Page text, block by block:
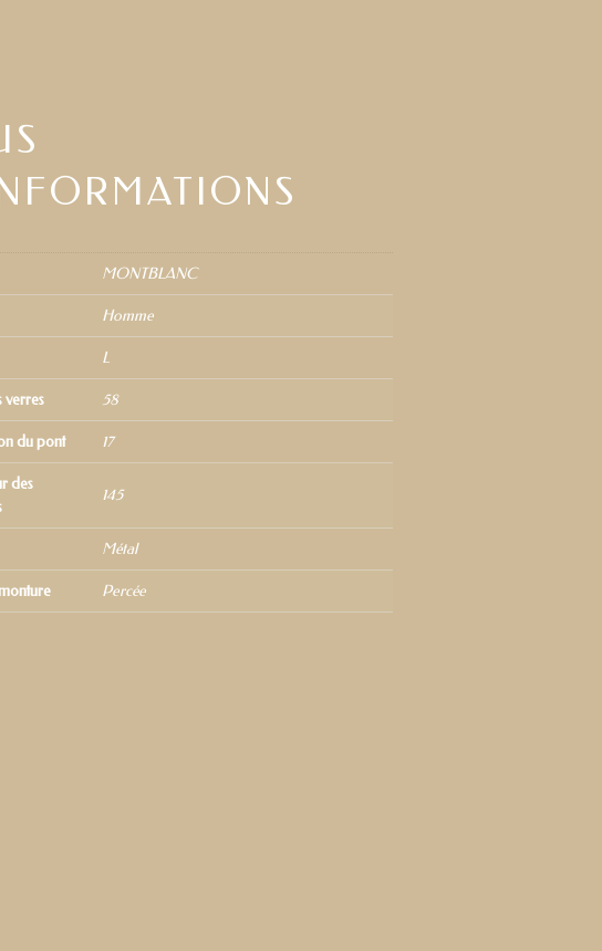
MONTBLANC
Homme
L
verres 58
du pont 17
des
145
Métal
Percée